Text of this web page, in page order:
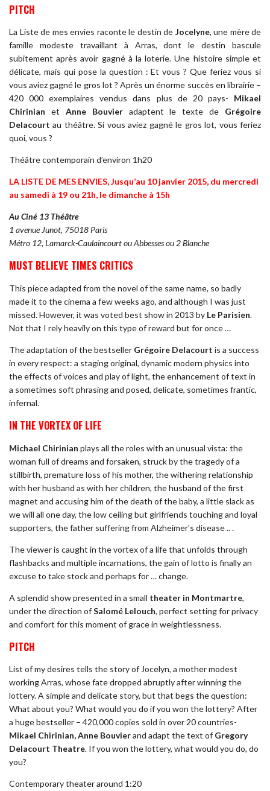
PITCH
La Liste de mes envies raconte le destin de Jocelyne, une mère de
famille modeste travaillant à Arras, dont le destin bascule
subitement après avoir gagné à la loterie. Une histoire simple et
délicate, mais qui pose la question : Et vous ? Que feriez vous si
vous aviez gagné le gros lot ? Après un énorme succès en librairie –
420 000 exemplaires vendus dans plus de 20 pays- Mikael
Chirinian et Anne Bouvieradaptent le texte de Grégoire
Delacourt au théâtre. Si vous aviez gagné le gros lot, vous feriez
quoi, vous ?
Théâtre contemporain d’environ 1h20
LA LISTE DE MES ENVIES, Jusqu’au 10 janvier 2015, du mercredi
au samedi à 19 ou 21h, le dimanche à 15h
Au Ciné 13 Théâtre
1 avenue Junot, 75018 Paris
Métro 12, Lamarck-Caulaincourt ou Abbesses ou 2 Blanche
MUST BELIEVE TIMES CRITICS
This piece adapted from the novel of the same name, so badly
made it to the cinema a few weeks ago, and although I was just
missed. However, it was voted best show in 2013 by Le Parisien.
Not that I rely heavily on this type of reward but for once …
The adaptation of the bestseller Grégoire Delacourt is a success
in every respect: a staging original, dynamic modern physics into
the effects of voices and play of light, the enhancement of text in
a sometimes soft phrasing and posed, delicate, sometimes frantic,
infernal.
IN THE VORTEX OF LIFE
Michael Chirinian plays all the roles with an unusual vista: the
woman full of dreams and forsaken, struck by the tragedy of a
stillbirth, premature loss of his mother, the withering relationship
with her husband as with her children, the husband of the first
magnet and accusing him of the death of the baby, a little slack as
we will all one day, the low ceiling but girlfriends touching and loyal
supporters, the father suffering from Alzheimer’s disease .. .
The viewer is caught in the vortex of a life that unfolds through
flashbacks and multiple incarnations, the gain of lotto is finally an
excuse to take stock and perhaps for … change.
A splendid show presented in a small theater in Montmartre,
under the direction ofSalomé Lelouch, perfect setting for privacy
and comfort for this moment of grace in weightlessness.
PITCH
List of my desires tells the story of Jocelyn, a mother modest
working Arras, whose fate dropped abruptly after winning the
lottery. A simple and delicate story, but that begs the question:
What about you? What would you do if you won the lottery? After
a huge bestseller – 420,000 copies sold in over 20 countries-
Mikael Chirinian, Anne Bouvierand adapt the text of Gregory
Delacourt Theatre. If you won the lottery, what would you do, do
you?
Contemporary theater around 1:20